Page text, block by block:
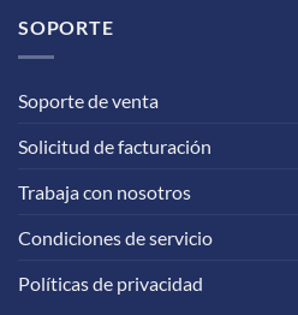
SOPORTE
Soporte de venta
Solicitud de facturación
Trabaja con nosotros
Condiciones de servicio
Políticas de privacidad